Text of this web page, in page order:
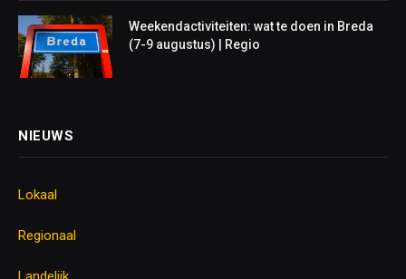
Weekendactiviteiten: wat te doen in Breda
(7-9 augustus) | Regio
NIEUWS
Lokaal
Regionaal